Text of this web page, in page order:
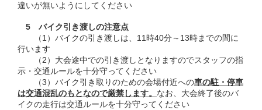
違いが無いようにしてください
5 バイク引き渡しの注意点
（1）バイクの引き渡しは、11時40分～13時までの間に
行います
（2）大会途中での引き渡しとなりますのでスタッフの指
示・交通ルールを十分守ってください
（3）バイク引き取りのための会場付近への車の駐・停車
は交通混乱のもとなので厳禁します。 なお、大会終了後のバ
イクの走行は交通ルールを十分守ってください